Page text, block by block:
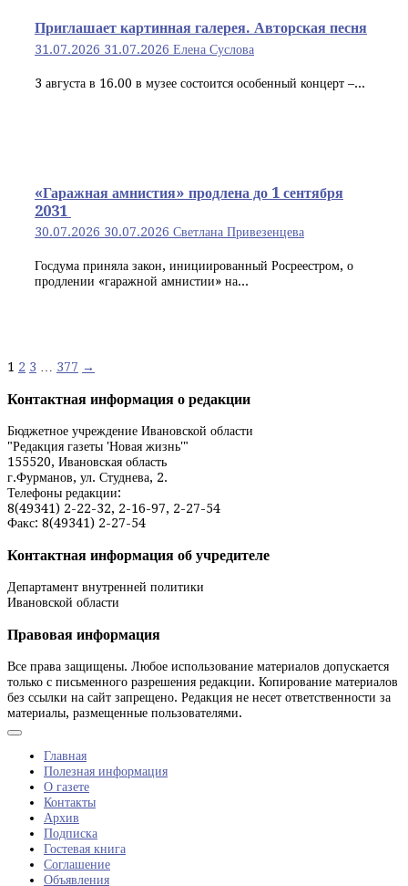
Приглашает картинная галерея. Авторская песня
31.07.2026 31.07.2026 Елена Суслова
3 августа в 16.00 в музее состоится особенный концерт –...
«Гаражная амнистия» продлена до 1 сентября
2031
30.07.2026 30.07.2026 Светлана Привезенцева
Госдума приняла закон, инициированный Росреестром, о
продлении «гаражной амнистии» на...
Навигация
по
1 2 3 … 377 →
Контактная информация о редакции
Бюджетное учреждение Ивановской области
"Редакция газеты 'Новая жизнь'"
155520, Ивановская область
г.Фурманов, ул. Студнева, 2.
Телефоны редакции:
8(49341) 2-22-32, 2-16-97, 2-27-54
Факс: 8(49341) 2-27-54
Контактная информация об учредителе
Департамент внутренней политики
Ивановской области
Правовая информация
Все права защищены. Любое использование материалов допускается
только с письменного разрешения редакции. Копирование материалов
без ссылки на сайт запрещено. Редакция не несет ответственности за
материалы, размещенные пользователями.
Главная
Полезная информация
О газете
Контакты
Архив
Подписка
Гостевая книга
Соглашение
Объявления